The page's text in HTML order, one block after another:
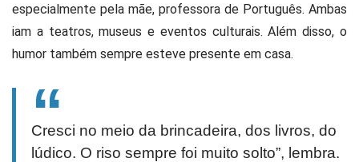
especialmente pela mãe, professora de Português. Ambas
iam a teatros, museus e eventos culturais. Além disso, o
humor também sempre esteve presente em casa.
Cresci no meio da brincadeira, dos livros, do
lúdico. O riso sempre foi muito solto”, lembra.